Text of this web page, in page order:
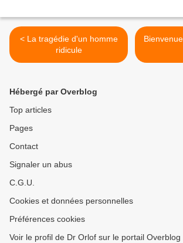
< La tragédie d'un homme
ridicule
Hébergé par Overblog
Top articles
Pages
Contact
Signaler un abus
C.G.U.
Cookies et données personnelles
Préférences cookies
Voir le profil de Dr Orlof sur le portail Overblog